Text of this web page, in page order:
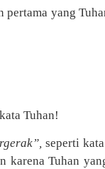
yang
Tuhan!
seperti
karena Tuhan